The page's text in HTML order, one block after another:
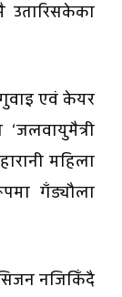
उतारिसकेका
एवं केयर
महिला
गँड्यौला
सिजन नजिकिँदै